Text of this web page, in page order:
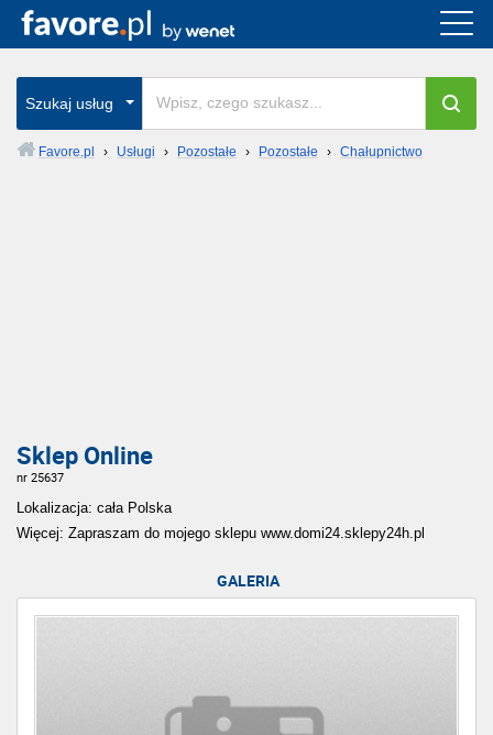
Szukaj usług
Favore.pl › Usługi › Pozostałe › Pozostałe › Chałupnictwo
Sklep Online
nr 25637
Lokalizacja: cała Polska
Więcej: Zapraszam do mojego sklepu www.domi24.sklepy24h.pl
GALERIA